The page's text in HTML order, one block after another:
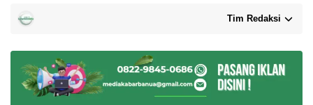
Tim Redaksi